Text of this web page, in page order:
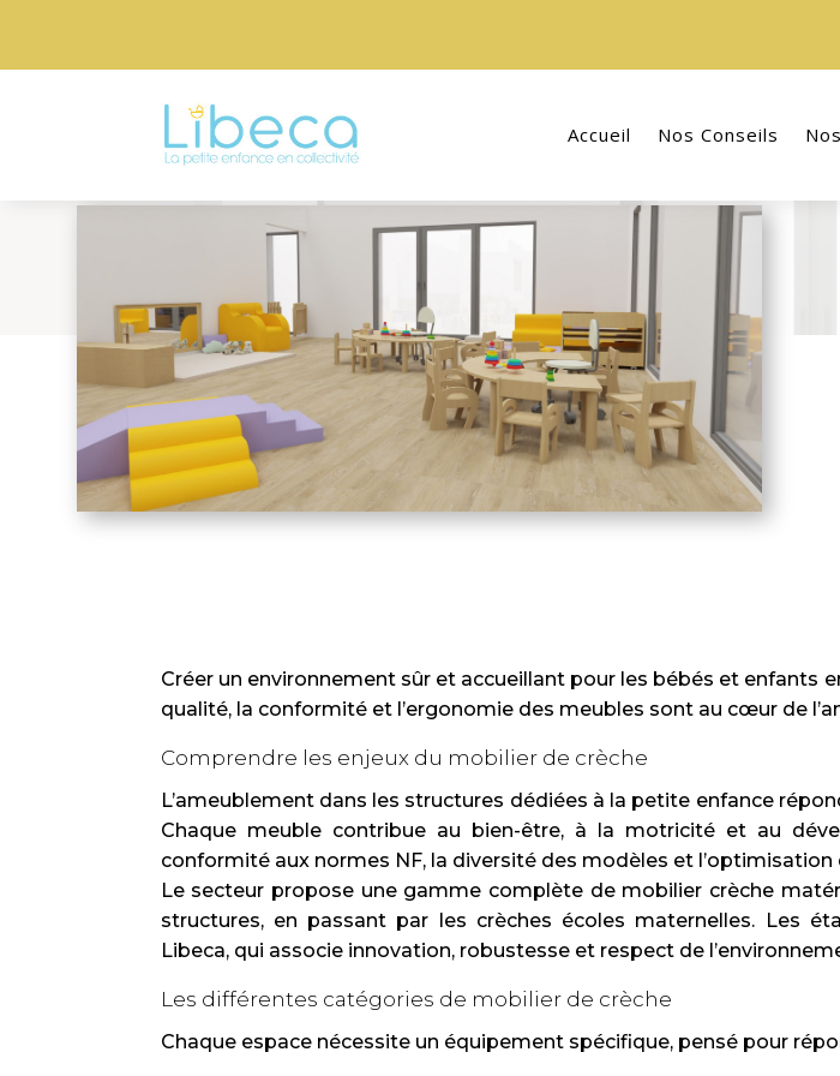
Accueil Nos Conseils
Créer un environnement sûr et accueillant pour les bébés et enfants
qualité, la conformité et l’ergonomie des meubles sont au cœur de
Comprendre les enjeux du mobilier de crèche
L’ameublement dans les structures dédiées à la petite enfance
Chaque meuble contribue au bien-être, à la motricité et au
conformité aux normes NF, la diversité des modèles et
Le secteur propose une gamme complète de mobilier crèche
structures, en passant par les crèches écoles maternelles. Les
Libeca, qui associe innovation, robustesse et respect de
Les différentes catégories de mobilier de crèche
Chaque espace nécessite un équipement spécifique, pensé pour